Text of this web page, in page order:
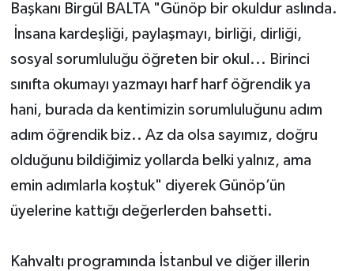
Başkanı Birgül BALTA "Günöp bir okuldur aslında.
İnsana kardeşliği, paylaşmayı, birliği, dirliği,
sosyal sorumluluğu öğreten bir okul... Birinci
sınıfta okumayı yazmayı harf harf öğrendik ya
hani, burada da kentimizin sorumluluğunu adım
adım öğrendik biz.. Az da olsa sayımız, doğru
olduğunu bildiğimiz yollarda belki yalnız, ama
emin adımlarla koştuk" diyerek Günöp’ün
üyelerine kattığı değerlerden bahsetti.
Kahvaltı programında İstanbul ve diğer illerin